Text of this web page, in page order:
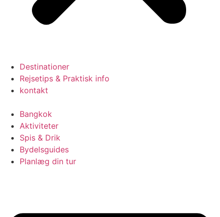
Destinationer
Rejsetips & Praktisk info
kontakt
Bangkok
Aktiviteter
Spis & Drik
Bydelsguides
Planlæg din tur